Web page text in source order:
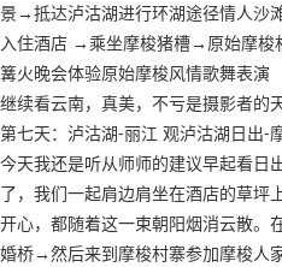
景→抵达泸沽湖进行环湖途径情人
入住酒店 →乘坐摩梭猪槽→原始摩梭
篝火晚会体验原始摩梭风情歌舞表演
继续看云南，真美，不亏是摄影者的
第七天：泸沽湖-丽江 观泸沽湖日出-
今天我还是听从师师的建议早起看日
了，我们一起肩边肩坐在酒店的草坪
开心，都随着这一束朝阳烟消云散
婚桥→然后来到摩梭村寨参加摩梭人